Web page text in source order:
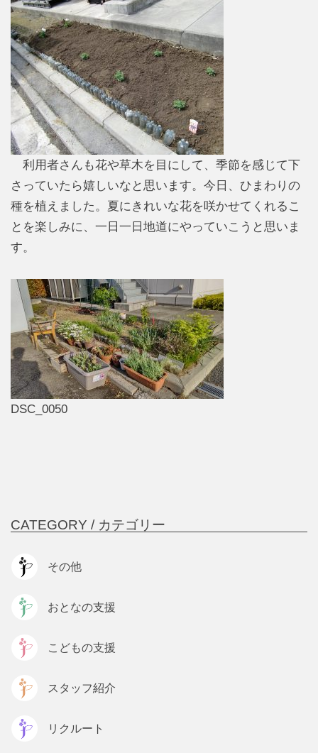
利用者さんも花や草木を目にして、季節を感じて下
さっていたら嬉しいなと思います。今日、ひまわりの
種を植えました。夏にきれいな花を咲かせてくれるこ
とを楽しみに、一日一日地道にやっていこうと思いま
す。
DSC_0050
CATEGORY / カテゴリー
その他
おとなの支援
こどもの支援
スタッフ紹介
リクルート